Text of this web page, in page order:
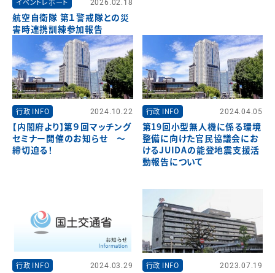
イベントレポート 2026.02.18
航空自衛隊 第１警戒隊との災
害時連携訓練参加報告
行政 INFO 2024.10.22
【内閣府より】第９回マッチング
セミナー開催のお知らせ ～
締切迫る！
行政 INFO 2024.04.05
第19回小型無人機に係る環境
整備に向けた官民協議会にお
けるJUIDAの能登地震支援活
動報告について
行政 INFO 2024.03.29 行政 INFO 2023.07.19